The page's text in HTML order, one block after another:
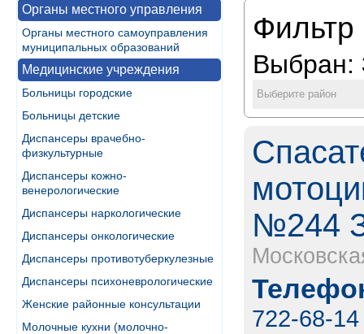
Органы местного управления
Органы местного самоуправления
муниципальных образований
Медицинские учреждения
Больницы городские
Больницы детские
Диспансеры врачебно-
физкультурные
Диспансеры кожно-
венерологические
Диспансеры наркологические
Диспансеры онкологические
Диспансеры противотуберкулезные
Диспансеры психоневрологические
Женские районные консультации
Молочные кухни (молочно-
Фильтр
Выбран:
Выберите район
№244
722-68-14